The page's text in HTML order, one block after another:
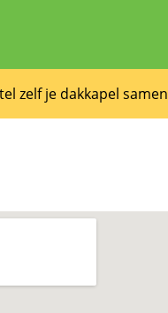
zelf je dakkapel samen